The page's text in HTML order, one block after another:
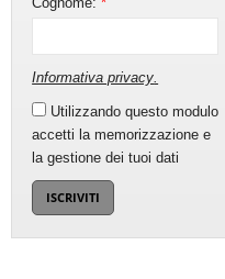
Informativa privacy.
Utilizzando questo modulo
accetti la memorizzazione e
la gestione dei tuoi dati